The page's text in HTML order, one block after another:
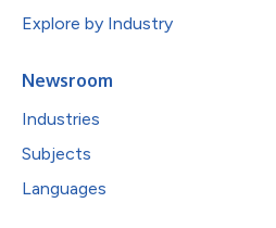
Explore by Industry
Newsroom
Industries
Subjects
Languages